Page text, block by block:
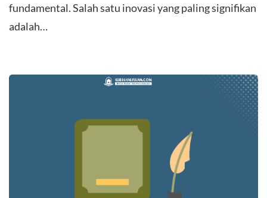
fundamental. Salah satu inovasi yang paling signifikan
adalah…